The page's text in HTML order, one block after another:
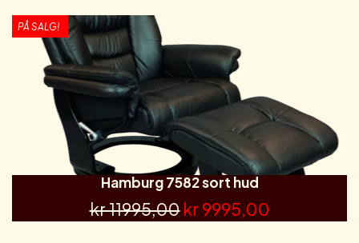
PÅ SALG!
Hamburg 7582 sort hud
kr 11995,00 kr 9995,00